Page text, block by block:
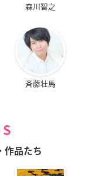
森川智之
斉藤壮馬
作品たち